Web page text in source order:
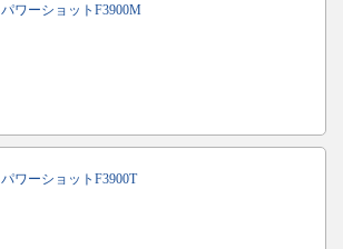
パワーショットF3900M
パワーショットF3900T